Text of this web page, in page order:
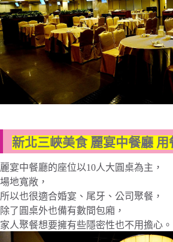
新北三峽美食 麗宴中餐廳 用
麗宴中餐廳的座位以10人大圓桌為主，
場地寬敞，
所以也很適合婚宴、尾牙、公司聚餐，
除了圓桌外也備有數間包廂，
家人聚餐想要擁有些隱密性也不用擔心。